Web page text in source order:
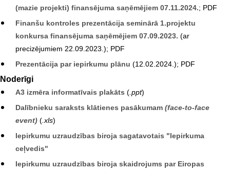
(mazie projekti) finansējuma saņēmējiem 07.11.2024.; PDF
Finanšu kontroles prezentācija seminārā 1.projektu
konkursa finansējuma saņēmējiem 07.09.2023. (ar
precizējumiem 22.09.2023.); PDF
Prezentācija par iepirkumu plānu (12.02.2024.); PDF
Noderīgi
A3 izmēra informatīvais plakāts ( .ppt)
Dalībnieku saraksts klātienes pasākumam (face-to-face
event) ( .xls)
Iepirkumu uzraudzības biroja sagatavotais "Iepirkuma
ceļvedis"
Iepirkumu uzraudzības biroja skaidrojums par Eiropas